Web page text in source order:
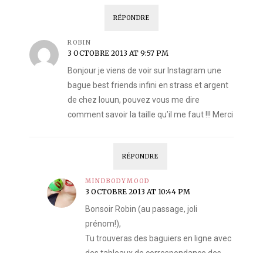
RÉPONDRE
ROBIN
3 OCTOBRE 2013 AT 9:57 PM
Bonjour je viens de voir sur Instagram une
bague best friends infini en strass et argent
de chez louun, pouvez vous me dire
comment savoir la taille qu’il me faut !!! Merci
RÉPONDRE
MINDBODYMOOD
3 OCTOBRE 2013 AT 10:44 PM
Bonsoir Robin (au passage, joli
prénom!),
Tu trouveras des baguiers en ligne avec